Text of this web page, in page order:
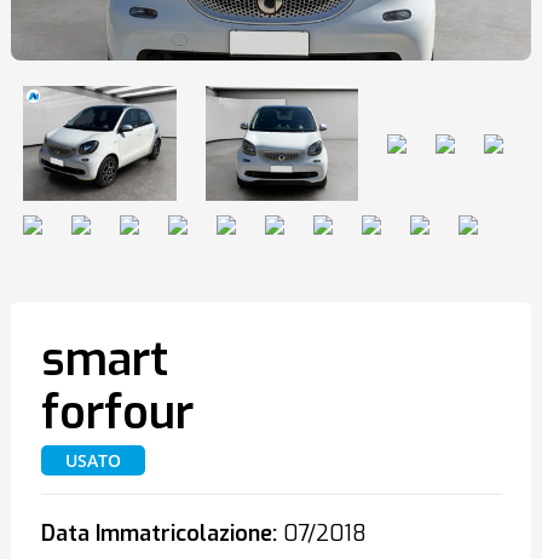
smart
forfour
USATO
Data Immatricolazione:07/2018